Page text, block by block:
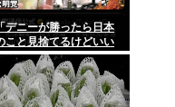
デニーが勝ったら日本
こと見捨てるけどいい